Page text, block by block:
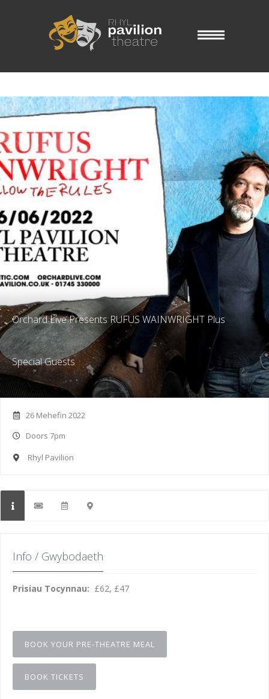
Orchard Live Presents RUFUS WAINWRIGHT Plus
Special Guests
26 Mehefin 2022
Doors 7pm
Rhyl Pavilion
Info / Gwybodaeth
Prisiau Tocynnau: £62, £47
BOOK YOUR PRE-THEATRE MEAL
BOOK TICKETS